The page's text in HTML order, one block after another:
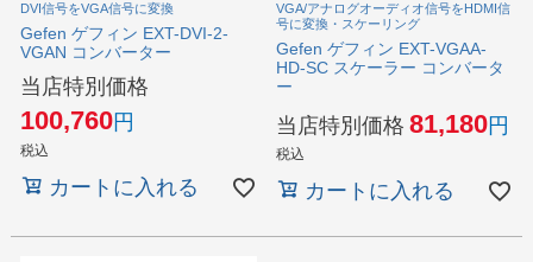
DVI信号をVGA信号に変換
Gefen ゲフィン EXT-DVI-2-
VGAN コンバーター
当店特別価格
100,760
税込
カートに入れる
VGA/アナログオーディオ信号をHDMI信
号に変換・スケーリング
Gefen ゲフィン EXT-VGAA-
HD-SC スケーラー コンバータ
ー
当店特別価格 81,180
税込
カートに入れる